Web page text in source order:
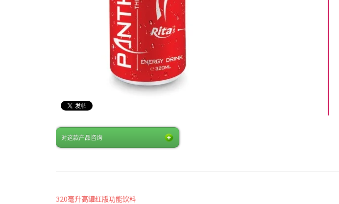
对这款产品咨询
320毫升高罐红版功能饮料